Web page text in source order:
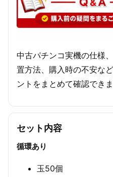
中古パチンコ実機の仕様
置方法、購入時の不安な
ントをまとめて確認できま
セット内容
循環あり
玉50個